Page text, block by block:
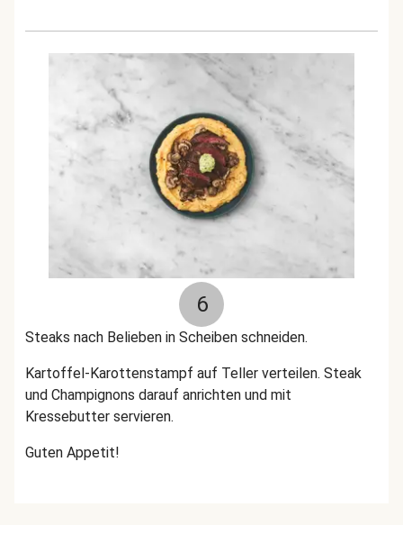
6
Steaks nach Belieben in Scheiben schneiden.
Kartoffel-Karottenstampf auf Teller verteilen. Steak
und Champignons darauf anrichten und mit
Kressebutter servieren.
Guten Appetit!